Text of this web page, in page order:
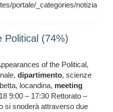
portale/_categories/notizia
Political (74%)
of the Political,
dipartimento, scienze
locandina, meeting
9:00 – 17:30 Rettorato –
si snoderà attraverso due